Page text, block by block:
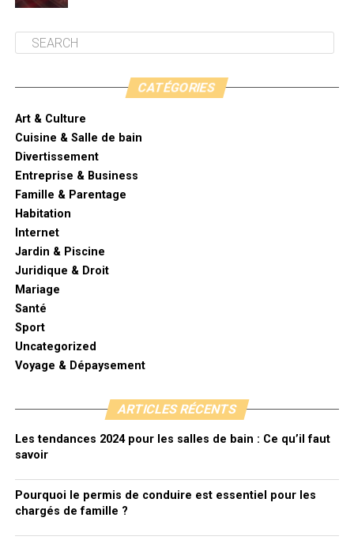
CATÉGORIES
Art & Culture
Cuisine & Salle de bain
Divertissement
Entreprise & Business
Famille & Parentage
Habitation
Internet
Jardin & Piscine
Juridique & Droit
Mariage
Santé
Sport
Uncategorized
Voyage & Dépaysement
ARTICLES RÉCENTS
Les tendances 2024 pour les salles de bain : Ce qu’il faut
savoir
Pourquoi le permis de conduire est essentiel pour les
chargés de famille ?